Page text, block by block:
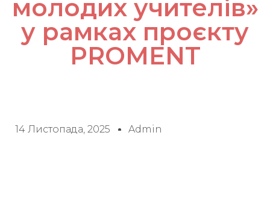
молодих учителів»
у рамках проєкту
PROMENT
14 Листопада, 2025 Admin